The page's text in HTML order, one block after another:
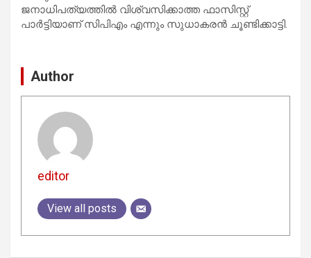
ജനാധിപത്യത്തില്‍ വിശ്വസിക്കാത്ത ഫാസിസ്റ്റ്
പാര്‍ട്ടിയാണ് സിപിഎം എന്നും സുധാകരന്‍ ചൂണ്ടിക്കാട്ടി.
Author
editor
View all posts